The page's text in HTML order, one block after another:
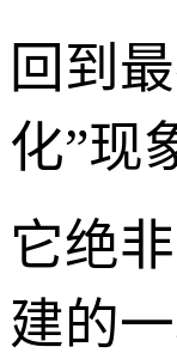
回到
化”现
它绝
建的